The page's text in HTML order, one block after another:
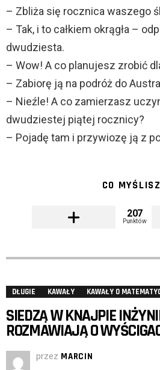
– Zbliża się rocznica waszego
– Tak, i to całkiem okrągła –
dwudziesta.
– Wow! A co planujesz zrobić
– Zabiorę ją na podróż do
– Nieźle! A co zamierzasz
dwudziestej piątej rocznicy?
– Pojadę tam i przywiozę ją z
CO
207
Punktów
DŁUGIE KAWAŁY KAWAŁY O
SIEDZĄ W KNAJPIE
ROZMAWIAJĄ O
przez MARCIN